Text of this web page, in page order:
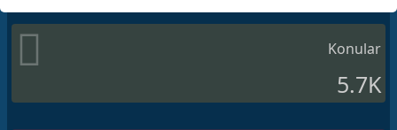
Konular
5.7K